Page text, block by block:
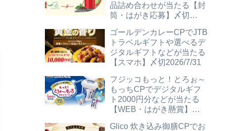
品詰め合わせが当たる【封
筒・はがき応募】〆切
ゴールデンカレーCPでJTB
トラベルギフトや選べるデ
ジタルギフトなどが当たる
【スマホ】〆切2026/7/31
フジッコもっと！とろぉ～
もっちCPでデジタルギフ
ト2000円分などが当たる
【WEB・はがき懸賞】〆
Glico 炊き込み御膳CPでお